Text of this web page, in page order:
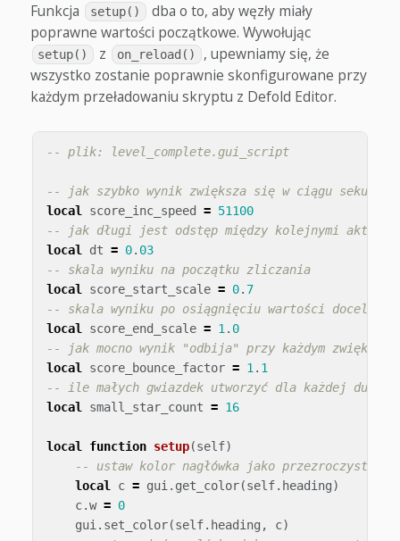
Funkcja setup()
dba o to, aby węzły miały
poprawne wartości początkowe. Wywołując
setup() z on_reload()
, upewniamy się, że
wszystko zostanie poprawnie skonfigurowane przy
każdym przeładowaniu skryptu z Defold Editor.
-- plik: level_complete.gui_script
-- jak szybko wynik zwiększa się w ciągu sekundy
local
score_inc_speed = 51100
-- jak długi jest odstęp między kolejnymi
local
dt = 0. 03
-- skala wyniku na początku zliczania
local
score_start_scale = 0. 7
-- skala wyniku po osiągnięciu wartości docelowej
local
score_end_scale = 1 . 0
-- jak mocno wynik "odbija" przy każdym
local
score_bounce_factor = 1 . 1
-- ile małych gwiazdek utworzyć dla każdej dużej
local
small_star_count = 16
local function setup(self)
-- ustaw kolor nagłówka jako przezroczysty
local
c = gui . get_color(self. heading)
c.w = 0
gui . set_color(self. heading , c)